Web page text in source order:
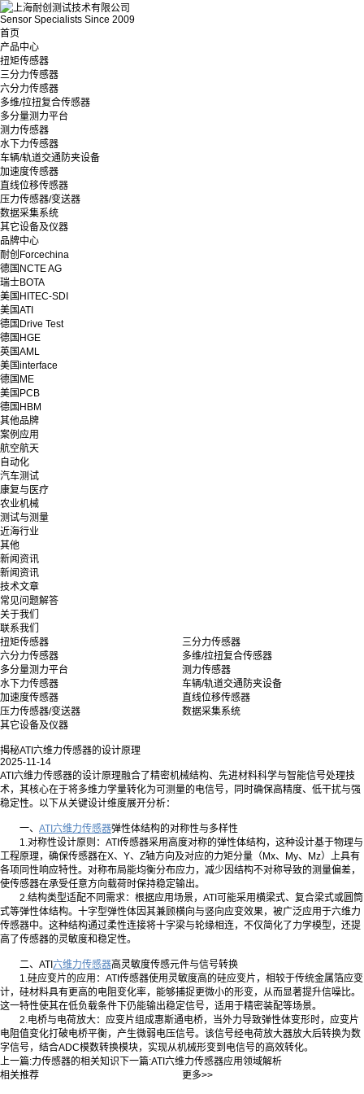
Sensor Specialists Since 2009
首页
产品中心
扭矩传感器
三分力传感器
六分力传感器
多维/拉扭复合传感器
多分量测力平台
测力传感器
水下力传感器
车辆/轨道交通防夹设备
加速度传感器
直线位移传感器
压力传感器/变送器
数据采集系统
其它设备及仪器
品牌中心
耐创Forcechina
德国NCTE AG
瑞士BOTA
美国HITEC-SDI
美国ATI
德国Drive Test
德国HGE
英国AML
美国interface
德国ME
美国PCB
德国HBM
其他品牌
案例应用
航空航天
自动化
汽车测试
康复与医疗
农业机械
测试与测量
近海行业
其他
新闻资讯
新闻资讯
技术文章
常见问题解答
关于我们
联系我们
扭矩传感器
三分力传感器
六分力传感器
多维/拉扭复合传感器
多分量测力平台
测力传感器
水下力传感器
车辆/轨道交通防夹设备
加速度传感器
直线位移传感器
压力传感器/变送器
数据采集系统
其它设备及仪器
揭秘ATI六维力传感器的设计原理
2025-11-14
ATI六维力传感器的设计原理融合了精密机械结构、先进材料科学与智能信号处理技
术，其核心在于将多维力学量转化为可测量的电信号，同时确保高精度、低干扰与强
稳定性。以下从关键设计维度展开分析：
一、 ATI六维力传感器弹性体结构的对称性与多样性
1.对称性设计原则：ATI传感器采用高度对称的弹性体结构，这种设计基于物理与
工程原理，确保传感器在X、Y、Z轴方向及对应的力矩分量（Mx、My、Mz）上具有
各项同性响应特性。对称布局能均衡分布应力，减少因结构不对称导致的测量偏差，
使传感器在承受任意方向载荷时保持稳定输出。
2.结构类型适配不同需求：根据应用场景，ATI可能采用横梁式、复合梁式或圆筒
式等弹性体结构。十字型弹性体因其兼顾横向与竖向应变效果，被广泛应用于六维力
传感器中。这种结构通过柔性连接将十字梁与轮缘相连，不仅简化了力学模型，还提
高了传感器的灵敏度和稳定性。
二、ATI 六维力传感器高灵敏度传感元件与信号转换
1.硅应变片的应用：ATI传感器使用灵敏度高的硅应变片，相较于传统金属箔应变
计，硅材料具有更高的电阻变化率，能够捕捉更微小的形变，从而显著提升信噪比。
这一特性使其在低负载条件下仍能输出稳定信号，适用于精密装配等场景。
2.电桥与电荷放大：应变片组成惠斯通电桥，当外力导致弹性体变形时，应变片
电阻值变化打破电桥平衡，产生微弱电压信号。该信号经电荷放大器放大后转换为数
字信号，结合ADC模数转换模块，实现从机械形变到电信号的高效转化。
上一篇:力传感器的相关知识 下一篇:ATI六维力传感器应用领域解析
相关推荐
更多>>